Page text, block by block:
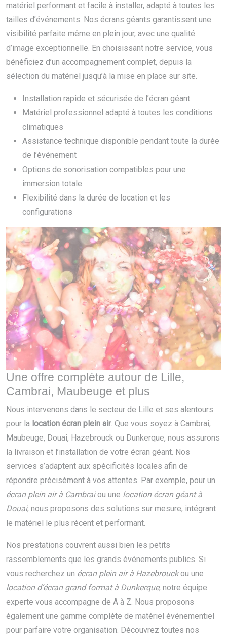
matériel performant et facile à installer, adapté à toutes les
tailles d’événements. Nos écrans géants garantissent une
visibilité parfaite même en plein jour, avec une qualité
d’image exceptionnelle. En choisissant notre service, vous
bénéficiez d’un accompagnement complet, depuis la
sélection du matériel jusqu’à la mise en place sur site.
Installation rapide et sécurisée de l’écran géant
Matériel professionnel adapté à toutes les conditions
climatiques
Assistance technique disponible pendant toute la durée
de l’événement
Options de sonorisation compatibles pour une
immersion totale
Flexibilité dans la durée de location et les
configurations
Une offre complète autour de Lille,
Cambrai, Maubeuge et plus
Nous intervenons dans le secteur de Lille et ses alentours
pour la location écran plein air. Que vous soyez à Cambrai,
Maubeuge, Douai, Hazebrouck ou Dunkerque, nous assurons
la livraison et l’installation de votre écran géant. Nos
services s’adaptent aux spécificités locales afin de
répondre précisément à vos attentes. Par exemple, pour un
écran plein air à Cambraiou une location écran géant à
Douai, nous proposons des solutions sur mesure, intégrant
le matériel le plus récent et performant.
Nos prestations couvrent aussi bien les petits
rassemblements que les grands événements publics. Si
vous recherchez un écran plein air à Hazebrouckou une
location d’écran grand format à Dunkerque, notre équipe
experte vous accompagne de A à Z. Nous proposons
également une gamme complète de matériel événementiel
pour parfaire votre organisation. Découvrez toutes nos